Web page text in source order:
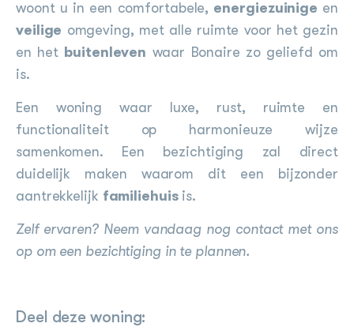
woont u in een comfortabele, energiezuinige en
veilige omgeving, met alle ruimte voor het gezin
en het buitenleven waar Bonaire zo geliefd om
is.
Een woning waar luxe, rust, ruimte en
functionaliteit op harmonieuze wijze
samenkomen. Een bezichtiging zal direct
duidelijk maken waarom dit een bijzonder
aantrekkelijk familiehuisis.
Zelf ervaren? Neem vandaag nog contact met ons
op om een bezichtiging in te plannen.
Deel deze woning: